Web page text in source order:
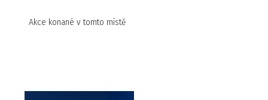
Akce konané v tomto místě